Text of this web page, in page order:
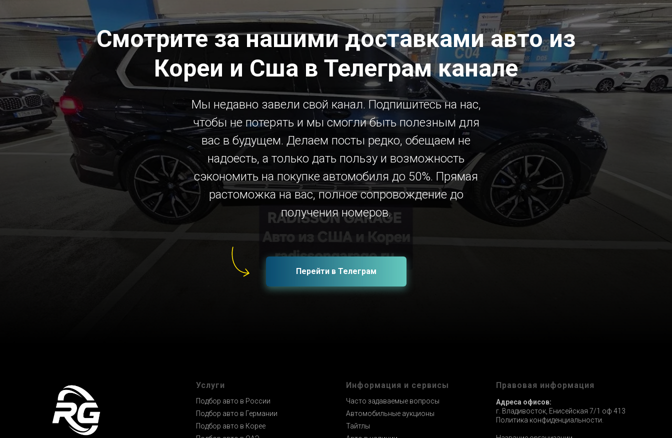
Смотрите за нашими доставками авто из
Кореи и Сша в Телеграм канале
Мы недавно завели свой канал. Подпишитесь на нас,
чтобы не потерять и мы смогли быть полезным для
вас в будущем. Делаем посты редко, обещаем не
надоесть, а только дать пользу и возможность
сэкономить на покупке автомобиля до 50%. Прямая
растоможка на вас, полное сопровождение до
получения номеров.
Перейти в Телеграм
Услуги
Подбор авто в России
Подбор авто в Германии
Подбор авто в Корее
Информация и сервисы
Часто задаваемые вопросы
Автомобильные аукционы
Тайтлы
Правовая информация
Адреса офисов:
г. Владивосток, Енисейская 7/1 оф 413
Политика конфиденциальности.